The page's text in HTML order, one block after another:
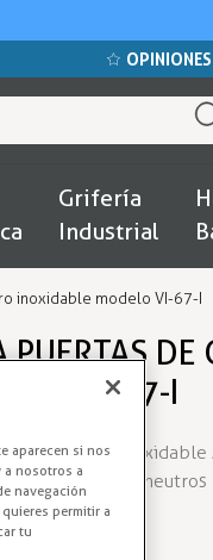
Grifería
Industrial
inoxidable modelo VI-67-I
DE
VI-67-I
en acero
frigoríficos o neutros
aparecen si nos
a nosotros a
navegación
permitir a
tu